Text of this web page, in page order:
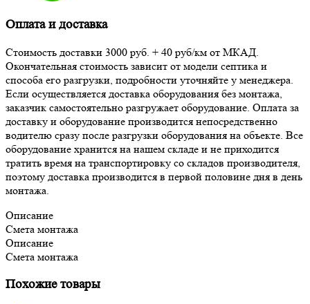
Оплата и доставка
Стоимость доставки 3000 руб. + 40 руб/км от МКАД.
Окончательная стоимость зависит от модели септика и
способа его разгрузки, подробности уточняйте у менеджера.
Если осуществляется доставка оборудования без монтажа,
заказчик самостоятельно разгружает оборудование. Оплата за
доставку и оборудование производится непосредственно
водителю сразу после разгрузки оборудования на объекте. Все
оборудование хранится на нашем складе и не приходится
тратить время на транспортировку со складов производителя,
поэтому доставка производится в первой половине дня в день
монтажа.
Описание
Смета монтажа
Описание
Смета монтажа
Похожие товары